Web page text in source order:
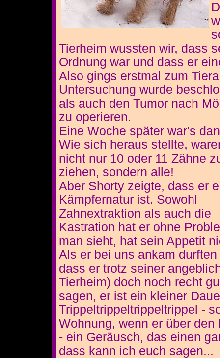
Tierheim wussten wir, dass
Ordnung war und dass er
Also gings erstmal zum
Untersuchung wurde
als auch den Tumor nach
zu operieren.
Eine Woche später war's
Wie sich heraus stellte,
nicht nur 10 oder 11 Zähne
ziehen, sondern alle!
Aber Shorty zeigte, dass er
Kämpfernatur ist. Sowohl
Zahnextraktion als auch die
Kastration hat er ohne
man sieht, hat sein Appetit
Als er bei uns ankam
dass er trotz seiner
Tierheim) doch noch recht
sagen, er ist ein kleiner
Trippeltrippeltrippeltrippel -
Wohnung, wenn er über
- ein Geräusch, das einen
dass kann ich euch sagen...